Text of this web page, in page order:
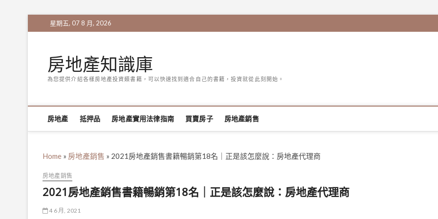
to
星期五, 07 8 月, 2026
房地產知識庫
為您提供介紹各樣房地產投資類書籍，可以快速找到適合自己的書籍，投資就從此刻開始。
房地產 抵押品 房地產實用法律指南 買賣房子 房地產銷售
Home » 房地產銷售 » 2021房地產銷售書籍暢銷第18名｜正是該怎麼說：房地產代理商
房地產銷售
2021房地產銷售書籍暢銷第18名｜正是該怎麼說：房地產代理商
4 6 月, 2021